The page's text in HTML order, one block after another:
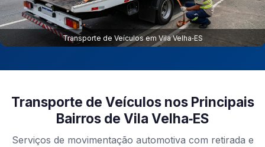
Transporte de Veículos em Vila Velha‑ES
Transporte de Veículos nos Principais
Bairros de Vila Velha‑ES
Serviços de movimentação automotiva com retirada e